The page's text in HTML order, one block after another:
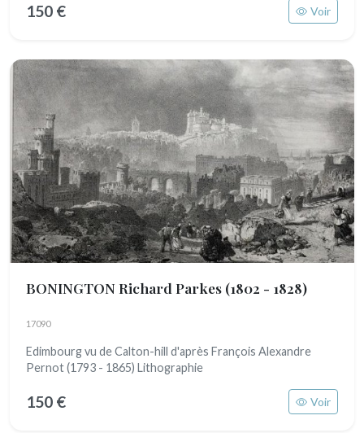
150 € Voir
BONINGTON Richard Parkes (1802 - 1828)
17090
Edimbourg vu de Calton-hill d'après François Alexandre
Pernot (1793 - 1865) Lithographie
150 € Voir